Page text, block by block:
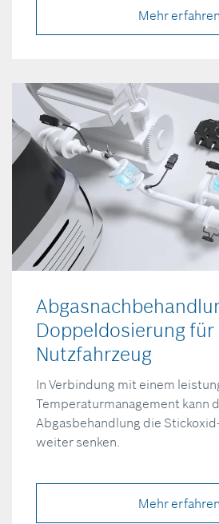
Mehr erfahren
Doppeldosierung für
Nutzfahrzeug
In Verbindung mit einem
Temperaturmanagement kann
Abgasbehandlung die
weiter senken.
Mehr erfahren